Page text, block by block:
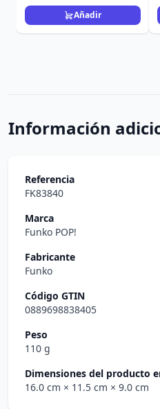
Añadir
Información
Referencia
FK83840
Marca
Funko POP!
Fabricante
Funko
Código GTIN
0889698838405
Peso
110 g
Dimensiones del producto
16.0 cm × 11.5 cm × 9.0 cm